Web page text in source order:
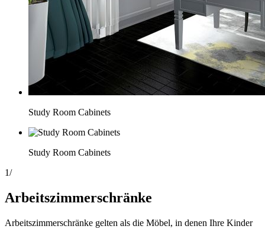
Study Room Cabinets
Study Room Cabinets
1/
Arbeitszimmerschränke
Arbeitszimmerschränke gelten als die Möbel, in denen Ihre Kinder